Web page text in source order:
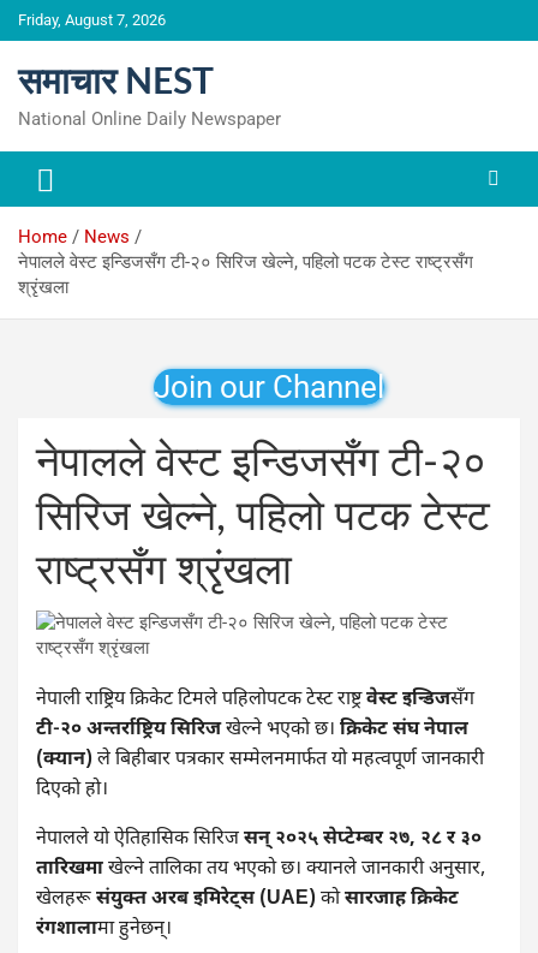
Skip
to
Friday, August 7, 2026
समाचार NEST
National Online Daily Newspaper
Home
News
नेपालले वेस्ट इन्डिजसँग टी-२० सिरिज खेल्ने, पहिलो पटक टेस्ट राष्ट्रसँग
श्रृंखला
Join our Channel
नेपालले वेस्ट इन्डिजसँग टी-२०
सिरिज खेल्ने, पहिलो पटक टेस्ट
राष्ट्रसँग श्रृंखला
नेपाली राष्ट्रिय क्रिकेट टिमले पहिलोपटक टेस्ट राष्ट्रवेस्ट इन्डिजसँग
टी-२० अन्तर्राष्ट्रिय सिरिजखेल्ने भएको छ। क्रिकेट संघ नेपाल
(क्यान) ले बिहीबार पत्रकार सम्मेलनमार्फत यो महत्वपूर्ण जानकारी
दिएको हो।
नेपालले यो ऐतिहासिक सिरिजसन् २०२५ सेप्टेम्बर २७, २८ र ३०
तारिखमाखेल्ने तालिका तय भएको छ। क्यानले जानकारी अनुसार,
खेलहरूसंयुक्त अरब इमिरेट्स (UAE) कोसारजाह क्रिकेट
रंगशालामा हुनेछन्।